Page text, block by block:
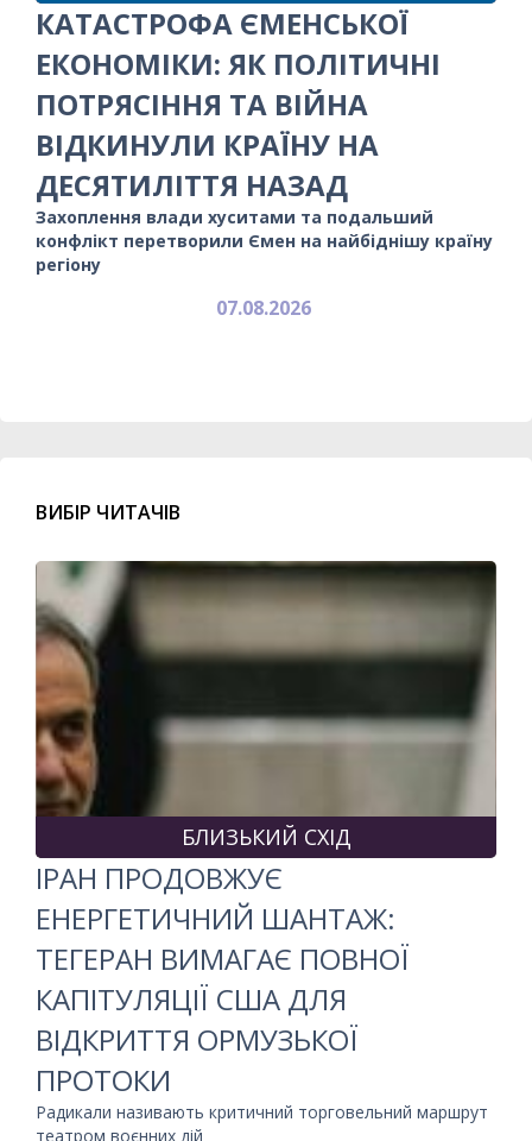
КАТАСТРОФА ЄМЕНСЬКОЇ
ЕКОНОМІКИ: ЯК ПОЛІТИЧНІ
ПОТРЯСІННЯ ТА ВІЙНА
ВІДКИНУЛИ КРАЇНУ НА
ДЕСЯТИЛІТТЯ НАЗАД
Захоплення влади хуситами та подальший
конфлікт перетворили Ємен на найбіднішу країну
регіону
07.08.2026
ВИБІР ЧИТАЧІВ
БЛИЗЬКИЙ СХІД
ІРАН ПРОДОВЖУЄ
ЕНЕРГЕТИЧНИЙ ШАНТАЖ:
ТЕГЕРАН ВИМАГАЄ ПОВНОЇ
КАПІТУЛЯЦІЇ США ДЛЯ
ВІДКРИТТЯ ОРМУЗЬКОЇ
ПРОТОКИ
Радикали називають критичний торговельний маршрут
театром воєнних дій